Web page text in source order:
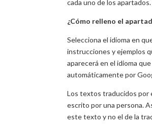
cada uno de los
¿Cómo relleno el
Selecciona el idioma en
instrucciones y ejemplos
aparecerá en el idioma
automáticamente por
Los textos traducidos por
escrito por una persona.
este texto y no el de la